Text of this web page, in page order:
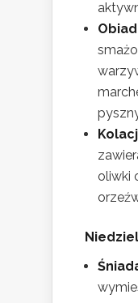
oliwki